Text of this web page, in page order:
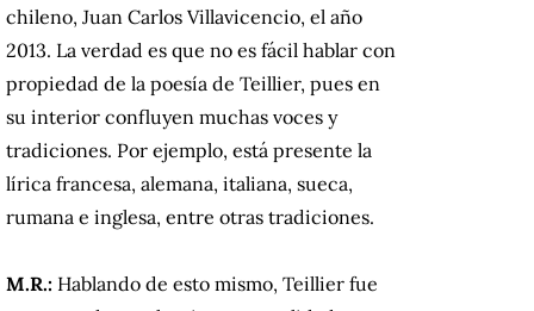
chileno, Juan Carlos Villavicencio, el año
2013. La verdad es que no es fácil hablar con
propiedad de la poesía de Teillier, pues en
su interior confluyen muchas voces y
tradiciones. Por ejemplo, está presente la
lírica francesa, alemana, italiana, sueca,
rumana e inglesa, entre otras tradiciones.
M.R.: Hablando de esto mismo, Teillier fue